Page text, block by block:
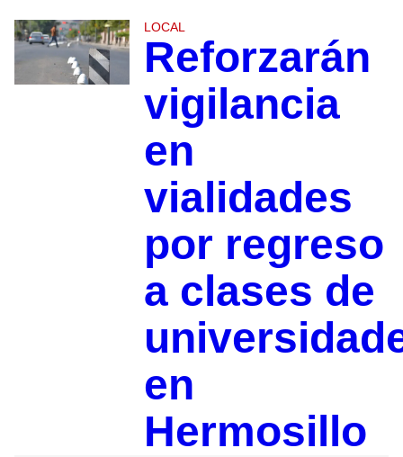
LOCAL
Reforzarán
vigilancia
en
vialidades
por regreso
a clases de
en
Hermosillo